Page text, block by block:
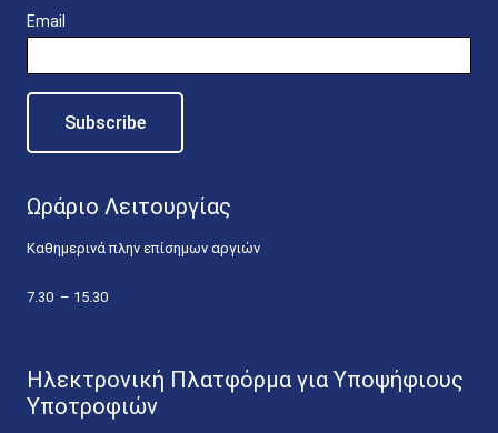
Email
Ωράριο Λειτουργίας
Καθημερινά πλην επίσημων αργιών
7.30 – 15.30
Ηλεκτρονική Πλατφόρμα για Υποψήφιους
Υποτροφιών